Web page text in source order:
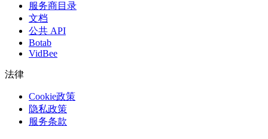
服务商目录
文档
公共 API
Botab
VidBee
法律
Cookie政策
隐私政策
服务条款